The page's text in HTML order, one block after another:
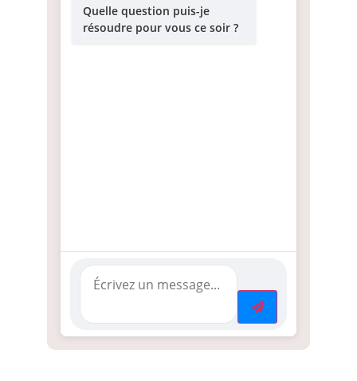
Quelle question puis-je
résoudre pour vous ce soir ?